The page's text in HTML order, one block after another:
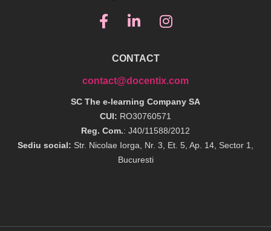
CONTACT
contact@docentix.com
SC The e-learning Company SA
CUI: RO30760571
Reg. Com.: J40/11588/2012
Sediu social: Str. Nicolae Iorga, Nr. 3, Et. 5, Ap. 14, Sector 1,
Bucuresti